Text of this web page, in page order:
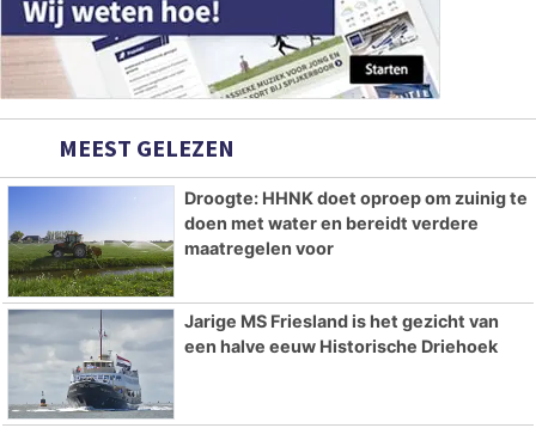
MEEST GELEZEN
Droogte: HHNK doet oproep om zuinig te
doen met water en bereidt verdere
maatregelen voor
Jarige MS Friesland is het gezicht van
een halve eeuw Historische Driehoek